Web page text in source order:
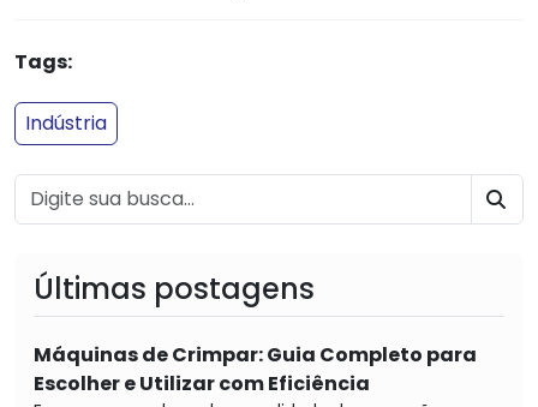
Tags:
Indústria
Últimas postagens
Máquinas de Crimpar: Guia Completo para
Escolher e Utilizar com Eficiência